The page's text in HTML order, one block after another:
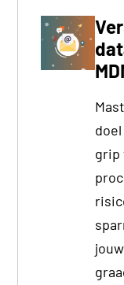
grip